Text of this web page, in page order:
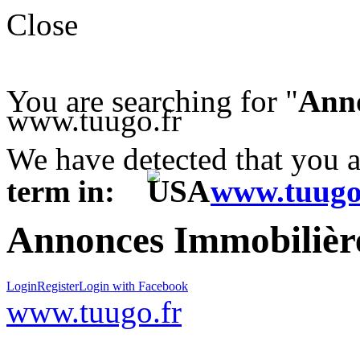
Close
You are searching for "
www.tuugo.fr
We have detected that you
term in:
Annonces
LoginRegisterLogin with Facebook
www.tuugo.fr